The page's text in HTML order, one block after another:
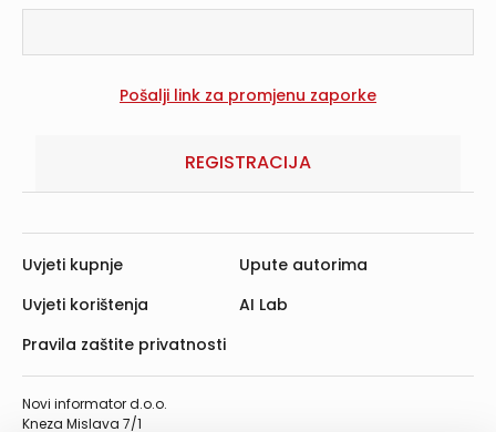
REGISTRACIJA
Novi informator d.o.o.
Kneza Mislava 7/1
Uvjeti kupnje
Uvjeti korištenja
Pravila zaštite privatnosti
Upute autorima
AI Lab